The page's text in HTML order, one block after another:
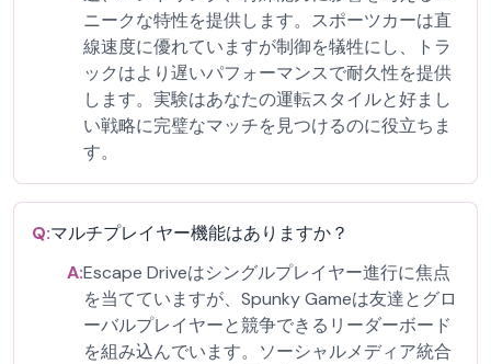
ニークな特性を提供します。スポーツカーは直
線速度に優れていますが制御を犠牲にし、トラ
ックはより遅いパフォーマンスで耐久性を提供
します。実験はあなたの運転スタイルと好まし
い戦略に完璧なマッチを見つけるのに役立ちま
す。
Q:マルチプレイヤー機能はありますか？
A:Escape Driveはシングルプレイヤー進行に焦点
を当てていますが、Spunky Gameは友達とグロ
ーバルプレイヤーと競争できるリーダーボード
を組み込んでいます。ソーシャルメディア統合